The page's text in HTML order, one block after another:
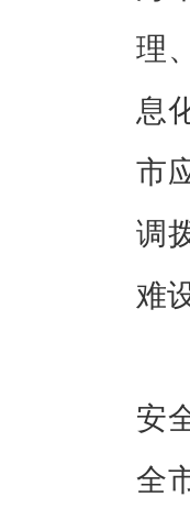
理
息
市
调
难
安
全